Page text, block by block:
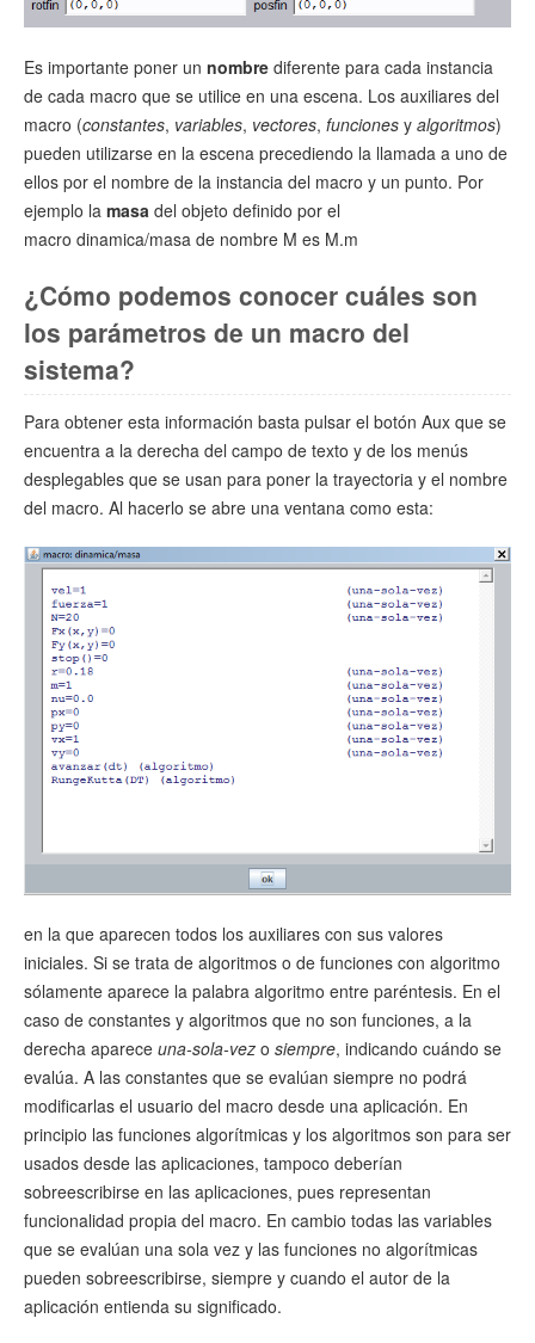
Es importante poner un nombre diferente para cada instancia
de cada macro que se utilice en una escena. Los auxiliares del
macro (constantes, variables, vectores, funciones y algoritmos)
pueden utilizarse en la escena precediendo la llamada a uno de
ellos por el nombre de la instancia del macro y un punto. Por
ejemplo la masa del objeto definido por el
macro dinamica/masa de nombre M es M.m
¿Cómo podemos conocer cuáles son
los parámetros de un macro del
sistema?
Para obtener esta información basta pulsar el botón Aux que se
encuentra a la derecha del campo de texto y de los menús
desplegables que se usan para poner la trayectoria y el nombre
del macro. Al hacerlo se abre una ventana como esta:
en la que aparecen todos los auxiliares con sus valores
iniciales. Si se trata de algoritmos o de funciones con algoritmo
sólamente aparece la palabra algoritmo entre paréntesis. En el
caso de constantes y algoritmos que no son funciones, a la
derecha aparece una-sola-vez o siempre, indicando cuándo se
evalúa. A las constantes que se evalúan siempre no podrá
modificarlas el usuario del macro desde una aplicación. En
principio las funciones algorítmicas y los algoritmos son para ser
usados desde las aplicaciones, tampoco deberían
sobreescribirse en las aplicaciones, pues representan
funcionalidad propia del macro. En cambio todas las variables
que se evalúan una sola vez y las funciones no algorítmicas
pueden sobreescribirse, siempre y cuando el autor de la
aplicación entienda su significado.